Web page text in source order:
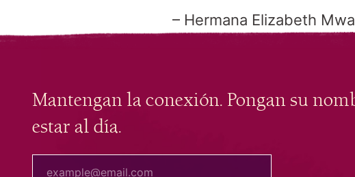
– Hermana Elizabeth
Mantengan la conexión. Pongan su
estar al día.